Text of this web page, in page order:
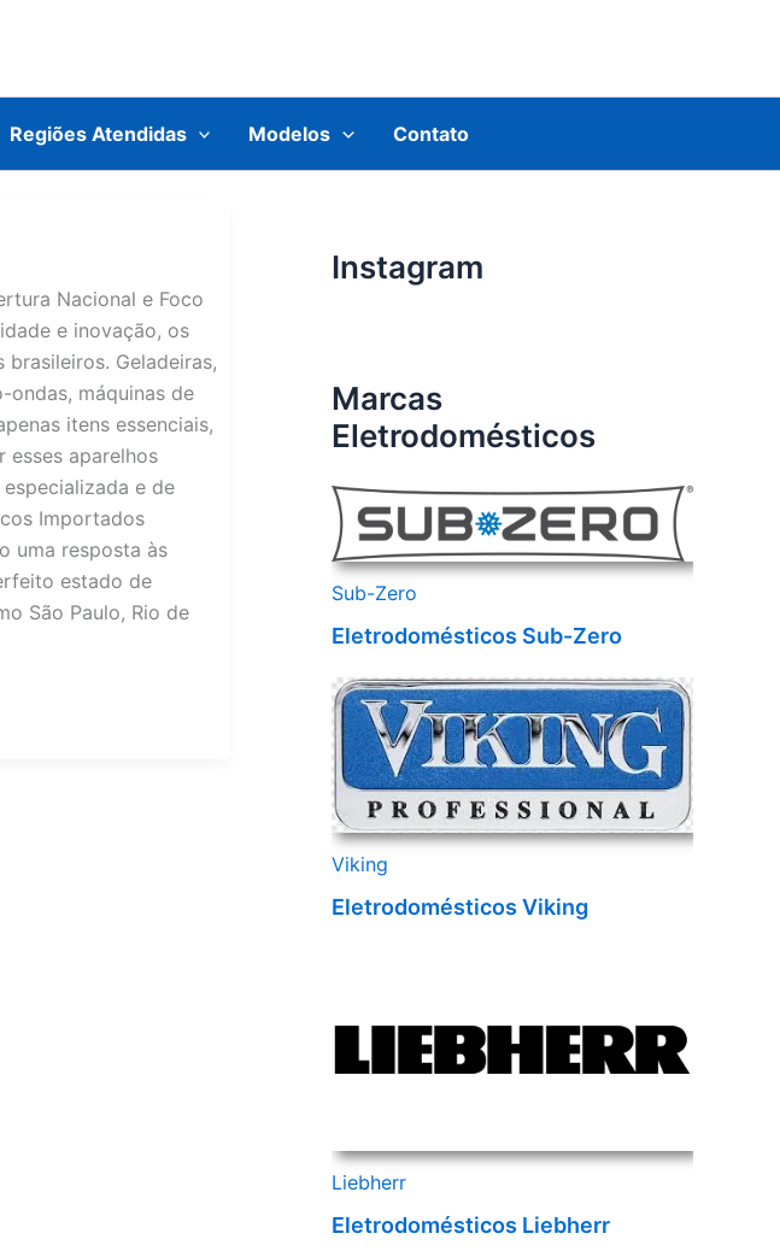
Regiões Atendidas Modelos Contato
Nacional e Foco
e inovação, os
Geladeiras,
máquinas de
itens essenciais,
esses aparelhos
e de
Importados
uma resposta às
estado de
São Paulo, Rio de
Instagram
Marcas
Eletrodomésticos
Sub-Zero
Eletrodomésticos Sub-Zero
Viking
Eletrodomésticos Viking
Liebherr
Eletrodomésticos Liebherr